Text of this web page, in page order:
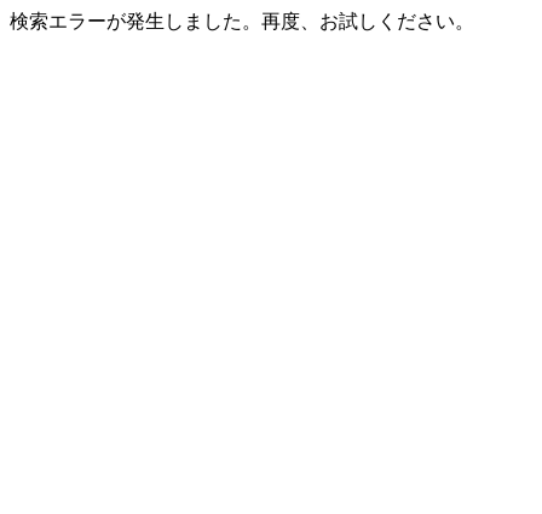
検索エラーが発生しました。再度、お試しください。